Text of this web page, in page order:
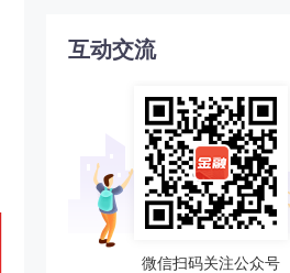
互动交流
微信扫码关注公众号